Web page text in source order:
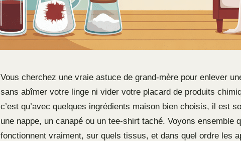
Vous cherchez une vraie astuce de grand-mère pour enlever
sans abîmer votre linge ni vider votre placard de produits
c’est qu’avec quelques ingrédients maison bien choisis, il est
une nappe, un canapé ou un tee-shirt taché. Voyons ensemble
fonctionnent vraiment, sur quels tissus, et dans quel ordre les